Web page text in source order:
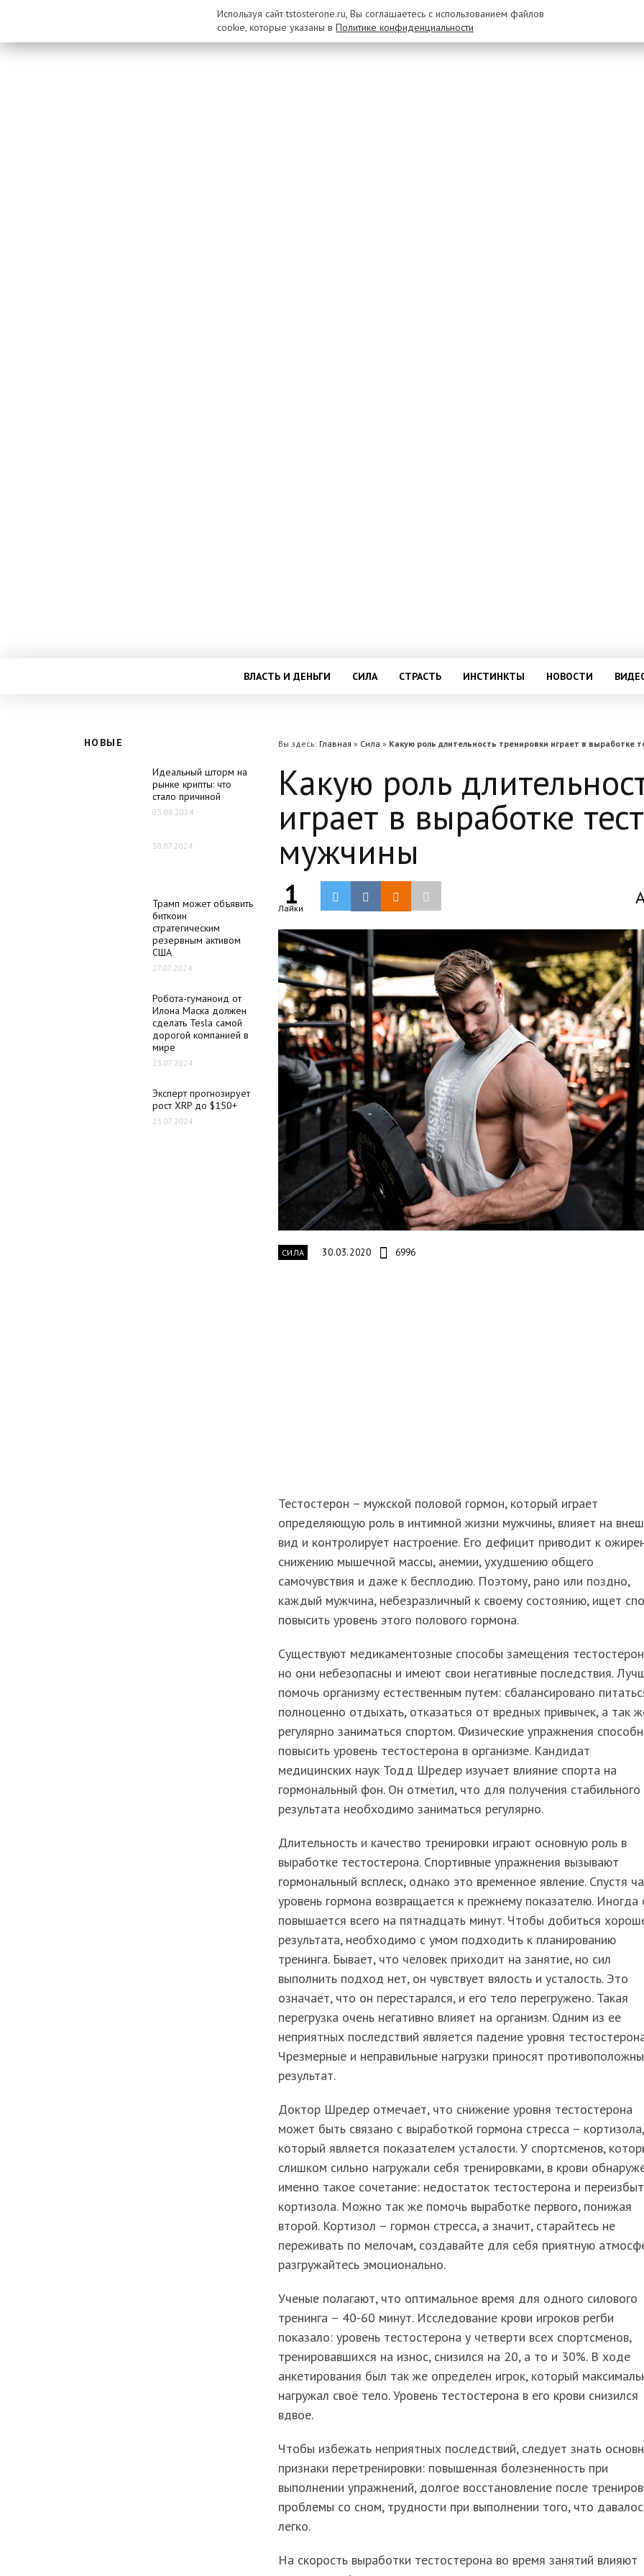
ВЛАСТЬ И ДЕНЬГИ СИЛА СТРАСТЬ ИНСТИНКТЫ НОВОСТИ
НОВЫЕ
Идеальный шторм на
рынке крипты: что
стало причиной
05.08.2024
30.07.2024
Трамп может объявить
биткоин
стратегическим
резервным активом
США
27.07.2024
Робота-гуманоид от
Илона Маска должен
сделать Tesla самой
дорогой компанией в
мире
23.07.2024
Эксперт прогнозирует
рост XRP до $150+
23.07.2024
Вы здесь: Главная » Сила » Какую роль длительность тренировки играет в выработке
Какую роль
играет в выработке
мужчины
1
Лайки
СИЛА 30.03.2020 6996
Тестостерон – мужской половой гормон, который играет
определяющую роль в интимной жизни мужчины, влияет на
вид и контролирует настроение. Его дефицит приводит к
снижению мышечной массы, анемии, ухудшению общего
самочувствия и даже к бесплодию. Поэтому, рано или поздно,
каждый мужчина, небезразличный к своему состоянию, ищет
повысить уровень этого полового гормона.
Существуют медикаментозные способы замещения
но они небезопасны и имеют свои негативные последствия.
помочь организму естественным путем: сбалансировано
полноценно отдыхать, отказаться от вредных привычек, а так
регулярно заниматься спортом. Физические упражнения
повысить уровень тестостерона в организме. Кандидат
медицинских наук Тодд Шредер изучает влияние спорта на
гормональный фон. Он отметил, что для получения стабильного
результата необходимо заниматься регулярно.
Длительность и качество тренировки играют основную роль в
выработке тестостерона. Спортивные упражнения вызывают
гормональный всплеск, однако это временное явление. Спустя
уровень гормона возвращается к прежнему показателю. Иногда
повышается всего на пятнадцать минут. Чтобы добиться
результата, необходимо с умом подходить к планированию
тренинга. Бывает, что человек приходит на занятие, но сил
выполнить подход нет, он чувствует вялость и усталость. Это
означает, что он перестарался, и его тело перегружено. Такая
перегрузка очень негативно влияет на организм. Одним из ее
неприятных последствий является падение уровня
Чрезмерные и неправильные нагрузки приносят
результат.
Доктор Шредер отмечает, что снижение уровня тестостерона
может быть связано с выработкой гормона стресса – кортизола,
который является показателем усталости. У спортсменов,
слишком сильно нагружали себя тренировками, в крови
именно такое сочетание: недостаток тестостерона и
кортизола. Можно так же помочь выработке первого, понижая
второй. Кортизол – гормон стресса, а значит, старайтесь не
переживать по мелочам, создавайте для себя приятную
разгружайтесь эмоционально.
Ученые полагают, что оптимальное время для одного силового
тренинга – 40-60 минут. Исследование крови игроков регби
показало: уровень тестостерона у четверти всех спортсменов,
тренировавшихся на износ, снизился на 20, а то и 30%. В ходе
анкетирования был так же определен игрок, который
нагружал своё тело. Уровень тестостерона в его крови снизился
вдвое.
Чтобы избежать неприятных последствий, следует знать
признаки перетренировки: повышенная болезненность при
выполнении упражнений, долгое восстановление после
проблемы со сном, трудности при выполнении того, что
легко.
На скорость выработки тестостерона во время занятий влияют
Используя сайт tstosterone.ru, Вы соглашаетесь с использованием файлов
cookie, которые указаны в Политике конфиденциальности